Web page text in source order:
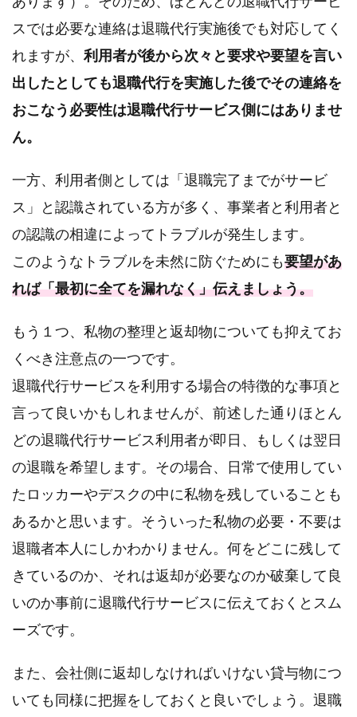
スでは必要な連絡は退職代行実施後でも対応してく
れますが、 利用者が後から次々と要求や要望を言い
出したとしても退職代行を実施した後でその連絡を
おこなう必要性は退職代行サービス側にはありませ
ん。
一方、利用者側としては「退職完了までがサービ
ス」と認識されている方が多く、事業者と利用者と
の認識の相違によってトラブルが発生します。
このようなトラブルを未然に防ぐためにも要望があ
れば「最初に全てを漏れなく」伝えましょう。
もう１つ、私物の整理と返却物についても抑えてお
くべき注意点の一つです。
退職代行サービスを利用する場合の特徴的な事項と
言って良いかもしれませんが、前述した通りほとん
どの退職代行サービス利用者が即日、もしくは翌日
の退職を希望します。その場合、日常で使用してい
たロッカーやデスクの中に私物を残していることも
あるかと思います。そういった私物の必要・不要は
退職者本人にしかわかりません。何をどこに残して
きているのか、それは返却が必要なのか破棄して良
いのか事前に退職代行サービスに伝えておくとスム
ーズです。
また、会社側に返却しなければいけない貸与物につ
いても同様に把握をしておくと良いでしょう。退職